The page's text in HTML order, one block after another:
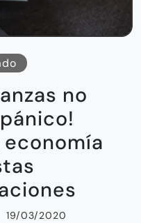
no
19/03/2020